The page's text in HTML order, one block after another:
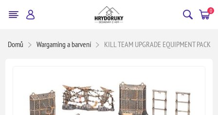
0
Domů Wargaming a barvení KILL TEAM UPGRADE EQUIPMENT PACK